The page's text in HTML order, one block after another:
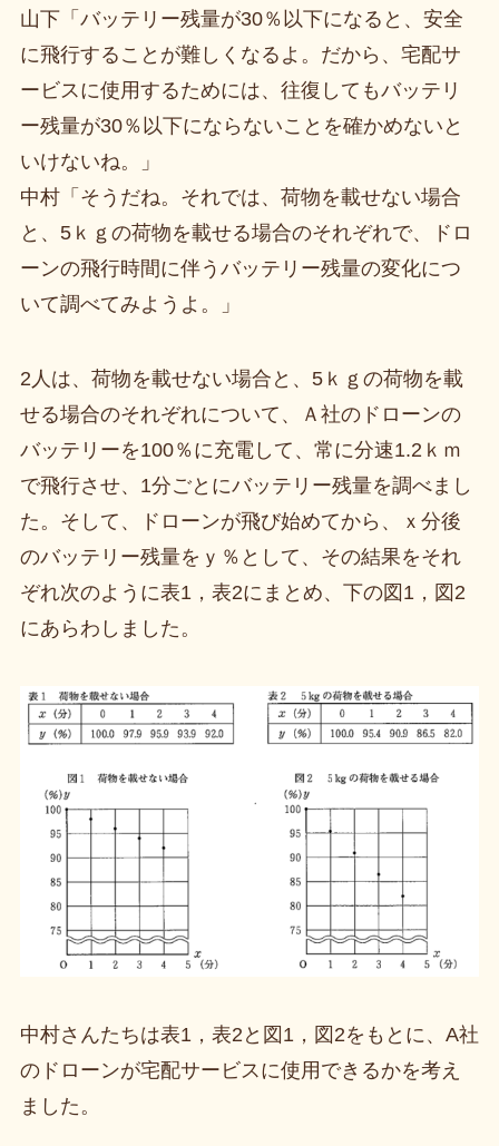
山下「バッテリー残量が30％以下になると、安全
に飛行することが難しくなるよ。だから、宅配サ
ービスに使用するためには、往復してもバッテリ
ー残量が30％以下にならないことを確かめないと
いけないね。」
中村「そうだね。それでは、荷物を載せない場合
と、5ｋｇの荷物を載せる場合のそれぞれで、ドロ
ーンの飛行時間に伴うバッテリー残量の変化につ
いて調べてみようよ。」
2人は、荷物を載せない場合と、5ｋｇの荷物を載
せる場合のそれぞれについて、Ａ社のドローンの
バッテリーを100％に充電して、常に分速1.2ｋｍ
で飛行させ、1分ごとにバッテリー残量を調べまし
た。そして、ドローンが飛び始めてから、ｘ分後
のバッテリー残量をｙ％として、その結果をそれ
ぞれ次のように表1，表2にまとめ、下の図1，図2
にあらわしました。
中村さんたちは表1，表2と図1，図2をもとに、A社
のドローンが宅配サービスに使用できるかを考え
ました。